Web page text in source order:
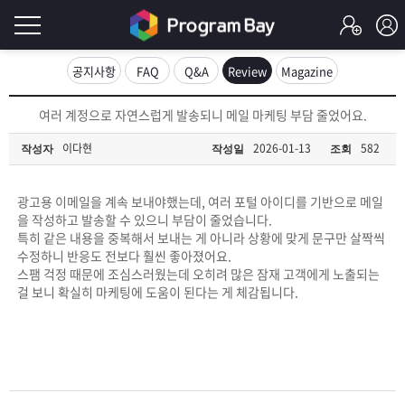
그
인
필
요
합
로
인
Q&A
프
로
프
공지사항 FAQ Q&A Review Magazine
여러 계정으로 자연스럽게 발송되니 메일 마케팅 부담 줄었어요.
작성자 이다현 작성일 2026-01-13 조회 582
광고용 이메일을 계속 보내야했는데, 여러 포털 아이디를 기반으로 메일
을 작성하고 발송할 수 있으니 부담이 줄었습니다.
특히 같은 내용을 중복해서 보내는 게 아니라 상황에 맞게 문구만 살짝씩
수정하니 반응도 전보다 훨씬 좋아졌어요.
스팸 걱정 때문에 조심스러웠는데 오히려 많은 잠재 고객에게 노출되는
걸 보니 확실히 마케팅에 도움이 된다는 게 체감됩니다.